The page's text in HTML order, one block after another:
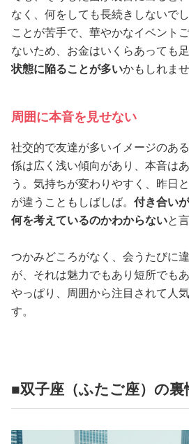
なく、何をしても長続きしないで
ことが苦手で、華やかなイベント
ないため、お金はいくらあっても
状態に陥ることが多いかもしれませ
周囲に本音を見せない
社交的で友達が多いイメージのあ
係は広く浅い傾向があり、本音は
う。気持ちが変わりやすく、昨日
が違うこともしばしば。 付き合い
何を考えているのかわからないと
つかみどころがなく、会うたびに
が、それは魅力でもあり短所でも
やっぱり、周囲から注目されて人
す。
■双子座（ふたご座）の裏